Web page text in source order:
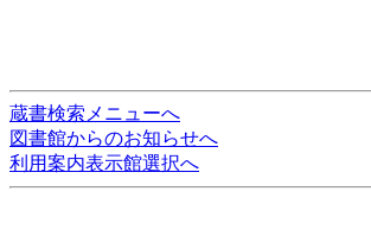
蔵書検索メニューへ
図書館からのお知らせへ
利用案内表示館選択へ